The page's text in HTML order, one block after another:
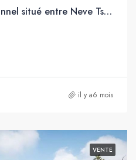
Nouveau projet exceptionnel situé entre Neve Tsedek et Florentine, Tel Aviv
il y a6 mois
VENTE